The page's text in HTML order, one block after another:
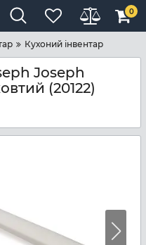
0
Кухоний інвентар
Joseph
(20122)